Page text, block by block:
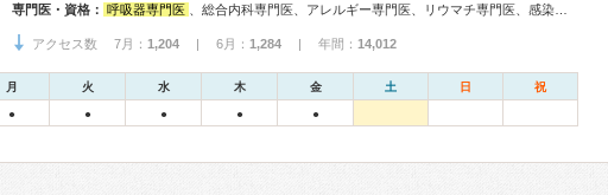
専門医・資格： 呼吸器専門医 、総合内科専門医、アレルギー専門医、リウマチ専門医、感染症専門医、血液専門医、外科専門医、糖尿病専門医、内分泌代謝科専門医、呼吸器外科専門医、気管支鏡専門医、循環器専門医、心臓血管外科専門医、消化器病専門医、消化器外科専門医、肝臓専門医、大腸肛門病専門医、消化器内視鏡専門医、泌尿器科専門医、腎臓専門医、透析専門医、脳血管内治療専門医、神経内科専門医、脳神経外科専門医、頭痛専門医、てんかん専門医、整形外科専門医、手外科専門医、リハビリテーション科専門医、脊椎脊髄外科専門医、形成外科専門医、皮膚科専門医、眼科専門医、耳鼻咽喉科専門医、産婦人科専門医、婦人科腫瘍専門医、乳腺専門医、産科婦人科腹腔鏡技術認定医、女性ヘルスケア専門医、周産期(新生児)専門医、小児科専門医、小児神経専門医、認知症専門医、精神科専門医、麻酔科専門医、ペインクリニック専門医、緩和医療専門医、細胞診専門医、超音波専門医、病理専門医、核医学専門医、放射線科専門医、臨床遺伝専門医、救急科専門医、がん治療認定医
アクセス数 7月： 1,204 | 6月： 1,284 | 年間： 14,012
月 火 水 木 金 土 日 祝
● ● ● ● ●